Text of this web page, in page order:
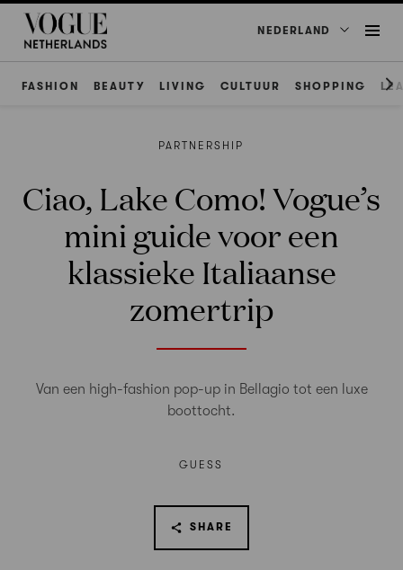
NEDERLAND
FASHION BEAUTY LIVING CULTUUR SHOPPING
PARTNERSHIP
Ciao, Lake Como! Vogue’s
mini guide voor een
klassieke Italiaanse
zomertrip
Van een high-fashion pop-up in Bellagio tot een luxe
boottocht.
GUESS
SHARE